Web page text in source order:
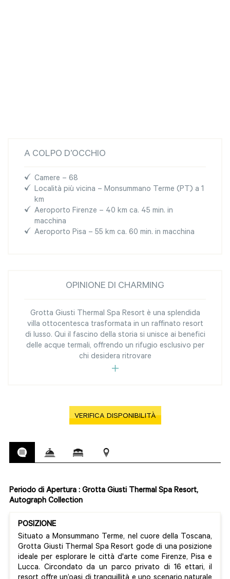
A COLPO D’OCCHIO
Camere – 68
Località più vicina – Monsummano Terme (PT) a 1
km
Aeroporto Firenze – 40 km ca. 45 min. in
macchina
Aeroporto Pisa – 55 km ca. 60 min. in macchina
OPINIONE DI CHARMING
Grotta Giusti Thermal Spa Resort è una splendida
villa ottocentesca trasformata in un raffinato resort
di lusso. Qui il fascino della storia si unisce ai benefici
delle acque termali, offrendo un rifugio esclusivo per
chi desidera ritrovare
VERIFICA DISPONIBILITÀ
Periodo di Apertura : Grotta Giusti Thermal Spa Resort,
Autograph Collection
POSIZIONE
Situato a Monsummano Terme, nel cuore della Toscana,
Grotta Giusti Thermal Spa Resort gode di una posizione
ideale per esplorare le città d'arte come Firenze, Pisa e
Lucca. Circondato da un parco privato di 16 ettari, il